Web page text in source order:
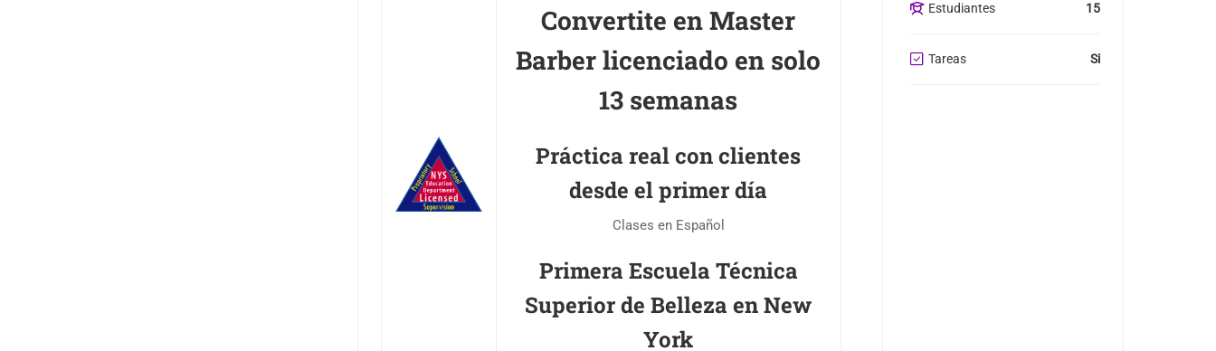
Convertite en Master
Barber licenciado en solo
13 semanas
Práctica real con clientes
desde el primer día
Clases en Español
Primera Escuela Técnica
Superior de Belleza en New
York
Estudiantes 15
Tareas Si